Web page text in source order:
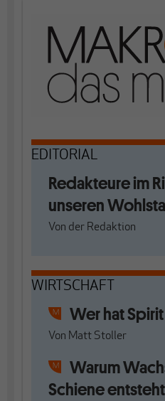
EDITORIAL
Redakteure im
unseren
Von der Redaktion
WIRTSCHAFT
Wer hat
Von Matt Stoller
Warum
Schiene entsteht